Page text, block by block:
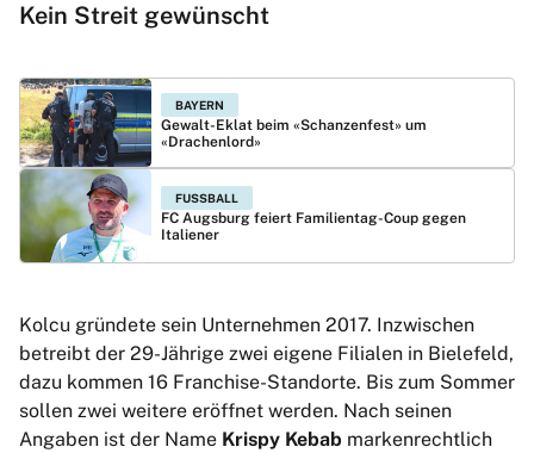
Kein Streit gewünscht
BAYERN
Gewalt-Eklat beim «Schanzenfest» um
«Drachenlord»
FUSSBALL
FC Augsburg feiert Familientag-Coup gegen
Italiener
Kolcu gründete sein Unternehmen 2017. Inzwischen
betreibt der 29-Jährige zwei eigene Filialen in Bielefeld,
dazu kommen 16 Franchise-Standorte. Bis zum Sommer
sollen zwei weitere eröffnet werden. Nach seinen
Angaben ist der Name Krispy Kebab markenrechtlich